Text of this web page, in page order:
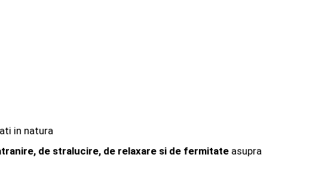
in natura
de stralucire, de relaxare si de fermitate asupra